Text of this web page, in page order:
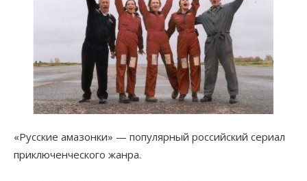
«Русские амазонки» — популярный российский сериал
приключенческого жанра.